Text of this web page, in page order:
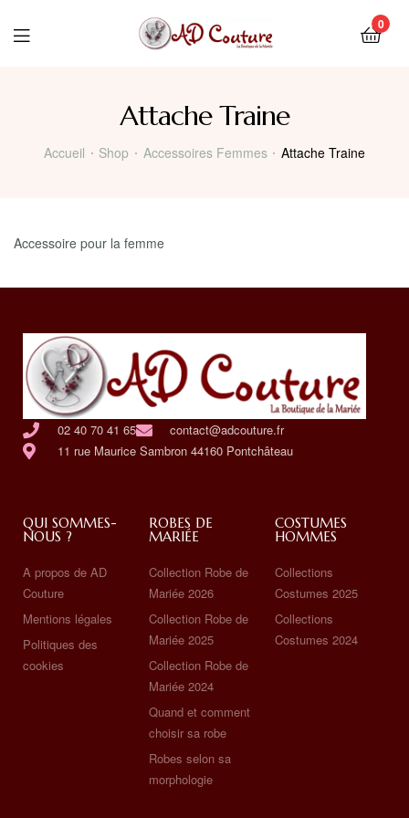
0
Attache Traine
Accueil Shop Accessoires Femmes Attache Traine
Accessoire pour la femme
02 40 70 41 65
contact@adcouture.fr
11 rue Maurice Sambron 44160 Pontchâteau
QUI SOMMES-
NOUS ?
A propos de AD
Couture
Mentions légales
Politiques des
cookies
ROBES DE
MARIÉE
Collection Robe de
Mariée 2026
Collection Robe de
Mariée 2025
Collection Robe de
Mariée 2024
Quand et comment
choisir sa robe
Robes selon sa
morphologie
COSTUMES
HOMMES
Collections
Costumes 2025
Collections
Costumes 2024